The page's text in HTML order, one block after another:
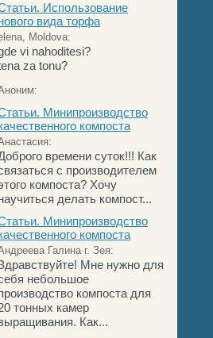
Использование
вида торфа
Moldova:
vi nahoditesi?
za tonu?
Минипроизводство
компоста
времени суток!!! Как
с производителем
компоста? Хочу
делать компост...
Минипроизводство
компоста
Галина г. Зея:
Мне нужно для
небольшое
компоста для
тонных камер
Как...